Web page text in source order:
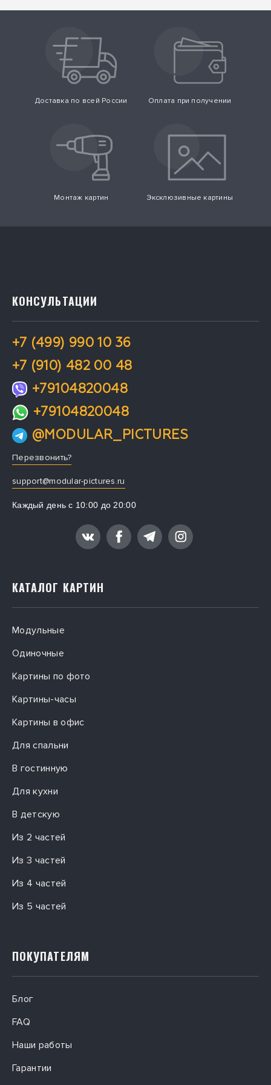
Доставка по всей России Оплата при получении
Монтаж картин Эксклюзивные картины
КАТАЛОГ КАРТИН
Модульные
Одиночные
Картины по фото
Картины-часы
Картины в офис
Для спальни
В гостинную
Для кухни
В детскую
Из 2 частей
Из 3 частей
Из 4 частей
Из 5 частей
ПОКУПАТЕЛЯМ
Блог
FAQ
Наши работы
Гарантии
КОНСУЛЬТАЦИИ
+7 (499) 990 10 36
+7 (910) 482 00 48
+79104820048
+79104820048
@MODULAR_PICTURES
Перезвонить?
support@modular-pictures.ru
Каждый день с 10:00 до 20:00